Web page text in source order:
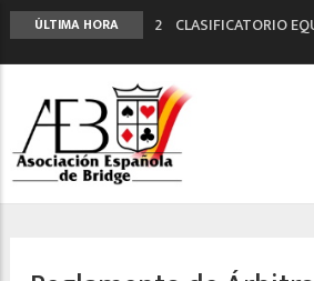
ÚLTIMA HORA
2º CLASIFICATORIO
ANUNCIATE EN
NUEVA
LIGA 11ª